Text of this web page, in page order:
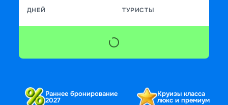
ДНЕЙ ТУРИСТЫ
Раннее бронирование
2027
Круизы класса
люкс и премиум